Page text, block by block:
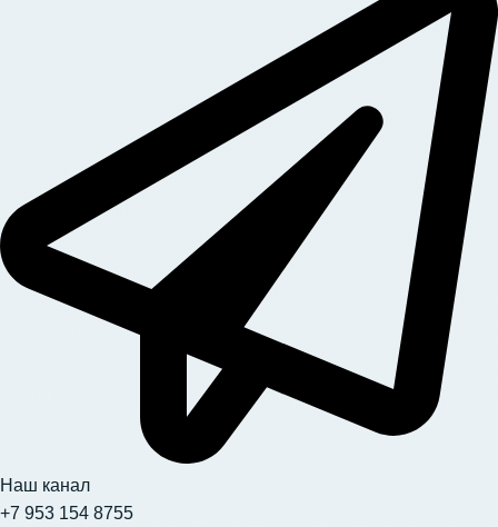
Наш канал
+7 953 154 8755